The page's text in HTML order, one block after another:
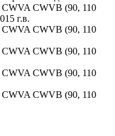
CWVA CWVB (90, 110
г.в.
CWVA CWVB (90, 110
CWVA CWVB (90, 110
CWVA CWVB (90, 110
CWVA CWVB (90, 110